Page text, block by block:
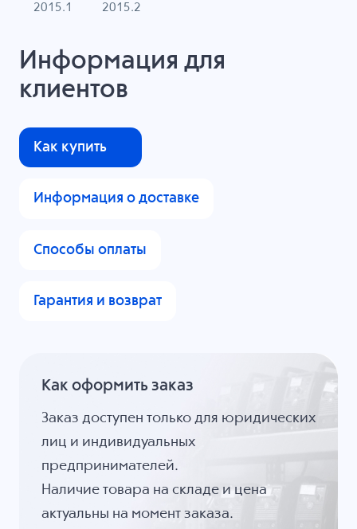
2015.1
2015.2
Информация для
клиентов
Как купить
Информация о доставке
Способы оплаты
Гарантия и возврат
Как оформить заказ
Заказ доступен только для юридических
лиц и индивидуальных
предпринимателей.
Наличие товара на складе и цена
актуальны на момент заказа.